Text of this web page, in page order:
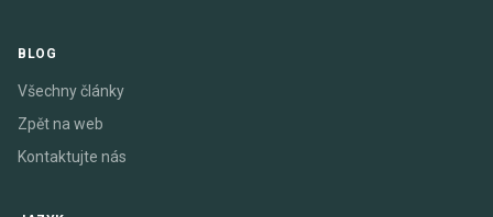
BLOG
Všechny články
Zpět na web
Kontaktujte nás